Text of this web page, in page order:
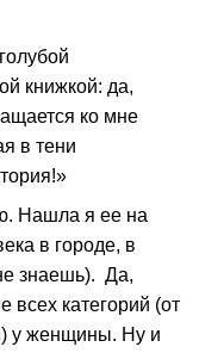
книжкой: да,
ко мне
в тени
Нашла я ее на
в городе, в
знаешь). Да,
всех категорий (от
у женщины. Ну и